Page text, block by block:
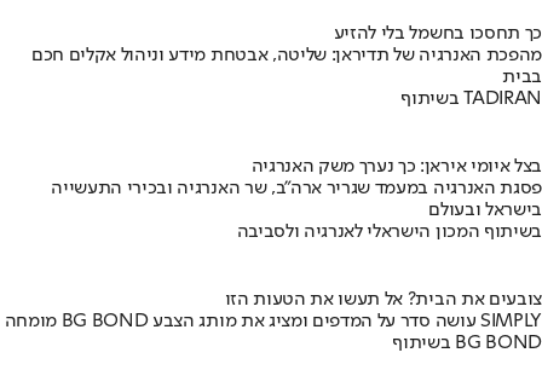
כך תחסכו בחשמל בלי להזיע
מהפכת האנרגיה של תדיראן: שליטה, אבטחת מידע וניהול אקלים חכם
בבית
בשיתוף TADIRAN
בצל איומי איראן: כך נערך משק האנרגיה
פסגת האנרגיה במעמד שגריר ארה"ב, שר האנרגיה ובכירי התעשייה
בישראל ובעולם
בשיתוף המכון הישראלי לאנרגיה ולסביבה
צובעים את הבית? אל תעשו את הטעות הזו
מומחה BG BOND עושה סדר על המדפים ומציג את מותג הצבע SIMPLY
בשיתוף BG BOND